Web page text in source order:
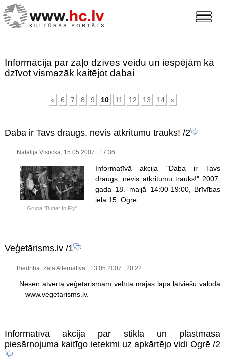
Informācija par zaļo dzīves veidu un iespējām kā
dzīvot vismazāk kaitējot dabai
« 6 7 8 9 10 11 12 13 14 »
Daba ir Tavs draugs, nevis atkritumu trauks! /2
Natālija Visocka, 15.05.2007., 17:36
Grupa "Butter In Fly"
Informatīvā akcija "Daba ir Tavs
draugs, nevis atkritumu trauks!" 2007.
gada 18. maijā 14:00-19:00, Brīvības
ielā 15, Ogrē.
Veģetārisms.lv/1
Biedrība „Zaļā Alternatīva”, 13.05.2007., 20:22
Nesen atvērta veģetārismam veltīta mājas lapa latviešu valodā
– www.vegetarisms.lv.
Informatīvā akcija par stikla un plastmasa
piesārņojuma kaitīgo ietekmi uz apkārtējo vidi Ogrē/2